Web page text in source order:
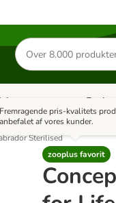
Søg
efter
produkter
kategori menu: Gnaver
Åben
Fugl
Sterilised
zooplus favorit
Fremragende pris-kvalitets
anbefalet af vores kunder.